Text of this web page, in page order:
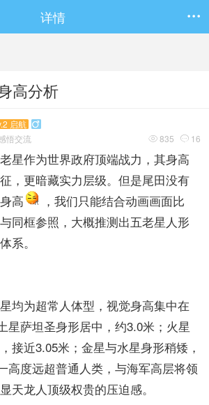
详情 
高分析
启航 
 835  16
悟交流
星作为世界政府顶端战力，其身高
，更暗藏实力层级。但是尾田没有
高
，我们只能结合动画画面比
同框参照，大概推测出五老星人形
系。
均为超常人体型，视觉身高集中在
星萨坦圣身形居中，约3.0米；火星
接近3.05米；金星与水星身形稍矮，
高度远超普通人类，与海军高层将领
天龙人顶级权贵的压迫感。